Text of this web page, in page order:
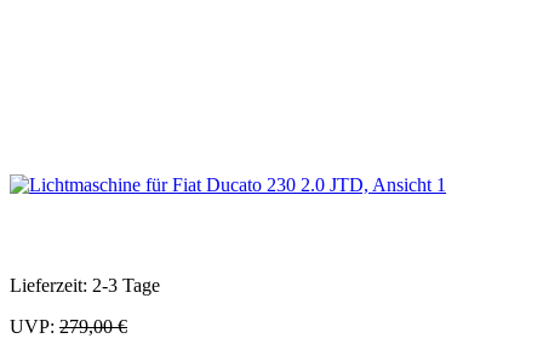
Lieferzeit: 2-3 Tage
UVP: 279,00 €